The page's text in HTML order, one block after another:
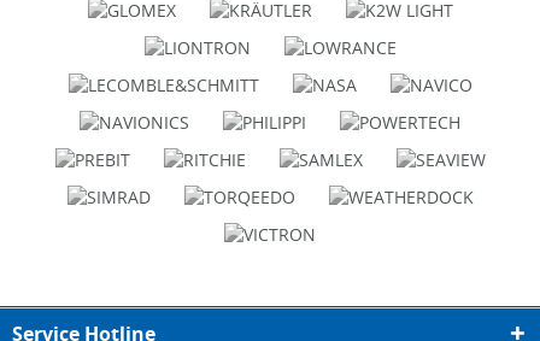
Service Hotline